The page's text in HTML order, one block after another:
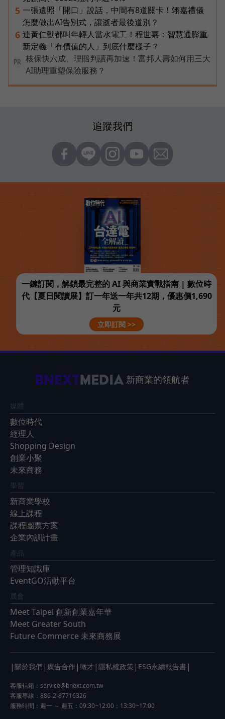
5 一張遺照「開口」說話，中間有8道關卡！翊嘉禮儀
怎麼做出AI告別式，讓逝者最後道別？
6 連黃仁勳都叫年輕人當水電工！程世嘉：智慧通膨重
新定義「有價值的人」到底什麼樣子？
PR
核保快六成、理賠判讀再加速！富邦人壽如何用三大
AI助理重塑保險服務？
追蹤我們
一鍵訂閱，解鎖最完整的 AI 與商業實戰指南 | 數位時
代【夏日閱讀展】訂一年送一年共12期，優惠價1,690
元
立即訂閱 >>
新商業的領航者
媒體
數位時代
經理人
Shopping Design
創業小聚
未來商務
學習
新商業學校
線上課程
課程團票方案
企業內訓計畫
產品
管理知識庫
EventGO活動平台
展會
Meet Taipei 創新創業嘉年華
Meet Greater South
Future Commerce 未來商務展
| 關於我們 | 廣告合作 | 徵才 | 隱私權政策 | ESG永續報告書 |
客服信箱： service@bnext.com.tw
客服專線：886-2-87716326
服務時間：週一 ～ 週五：09:30~12:00；13:30~17:00